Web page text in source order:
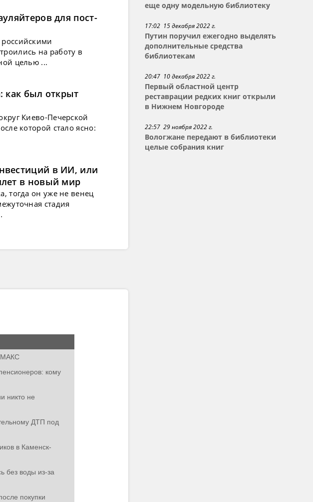
еще одну модельную библиотеку
17:02 15 декабря 2022 г.
Путин поручил ежегодно выделять
дополнительные средства
библиотекам
20:47 10 декабря 2022 г.
Первый областной центр
реставрации редких книг открыли
в Нижнем Новгороде
22:57 29 ноября 2022 г.
Вологжане передают в библиотеки
целые собрания книг
для пост-
на работу в
целью ...
как был открыт
Киево-Печерской
которой стало ясно:
в ИИ, или
в новый мир
тогда он уже не венец
стадия